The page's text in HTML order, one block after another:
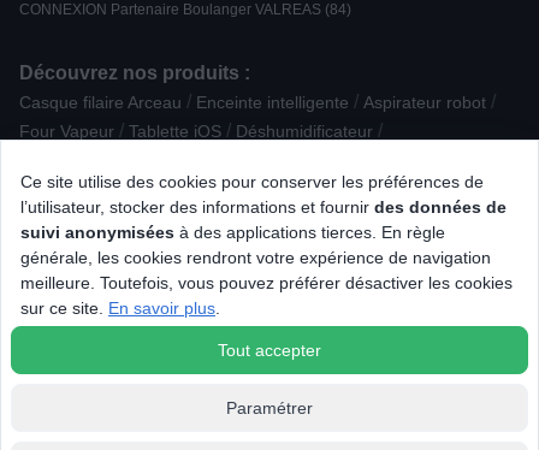
Ce site utilise des cookies pour conserver les préférences de
l’utilisateur, stocker des informations et fournir des données de
suivi anonymisées à des applications tierces. En règle
générale, les cookies rendront votre expérience de navigation
meilleure. Toutefois, vous pouvez préférer désactiver les cookies
sur ce site. En savoir plus
Tout accepter
Paramétrer
CONNEXION Partenaire Boulanger VALREAS (84)
Découvrez nos produits :
Casque filaire Arceau / Enceinte intelligente / Aspirateur robot /
Four Vapeur / Tablette iOS / Déshumidificateur /
Moulin à café / Accessoire puericulture /
Micro-ondes monofonction / Anti-insecte / Plancha /
Accessoire pour Drone Réfrigérateur combiné TV LED 8K
Table à repasser PC Gamer portable / Tablette Android
Dictaphone / Cocotte / Marmite / Tajine
/ / /